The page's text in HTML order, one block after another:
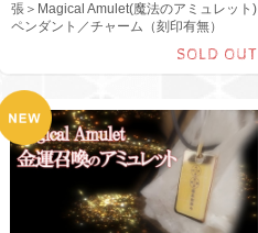
張＞Magical Amulet(魔法のアミュレット)
ペンダント／チャーム（刻印有無）
SOLD OUT